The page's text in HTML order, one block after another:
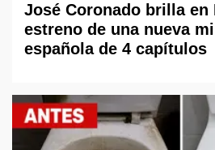
José Coronado brilla en
estreno de una nueva
española de 4 capítulos